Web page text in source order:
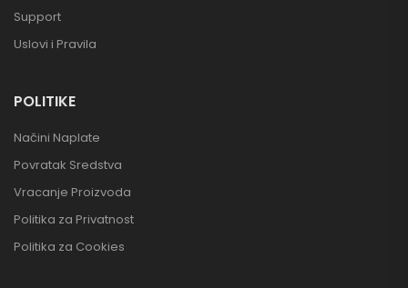
Support
Uslovi i Pravila
POLITIKE
Načini Naplate
Povratak Sredstva
Vracanje Proizvoda
Politika za Privatnost
Politika za Cookies